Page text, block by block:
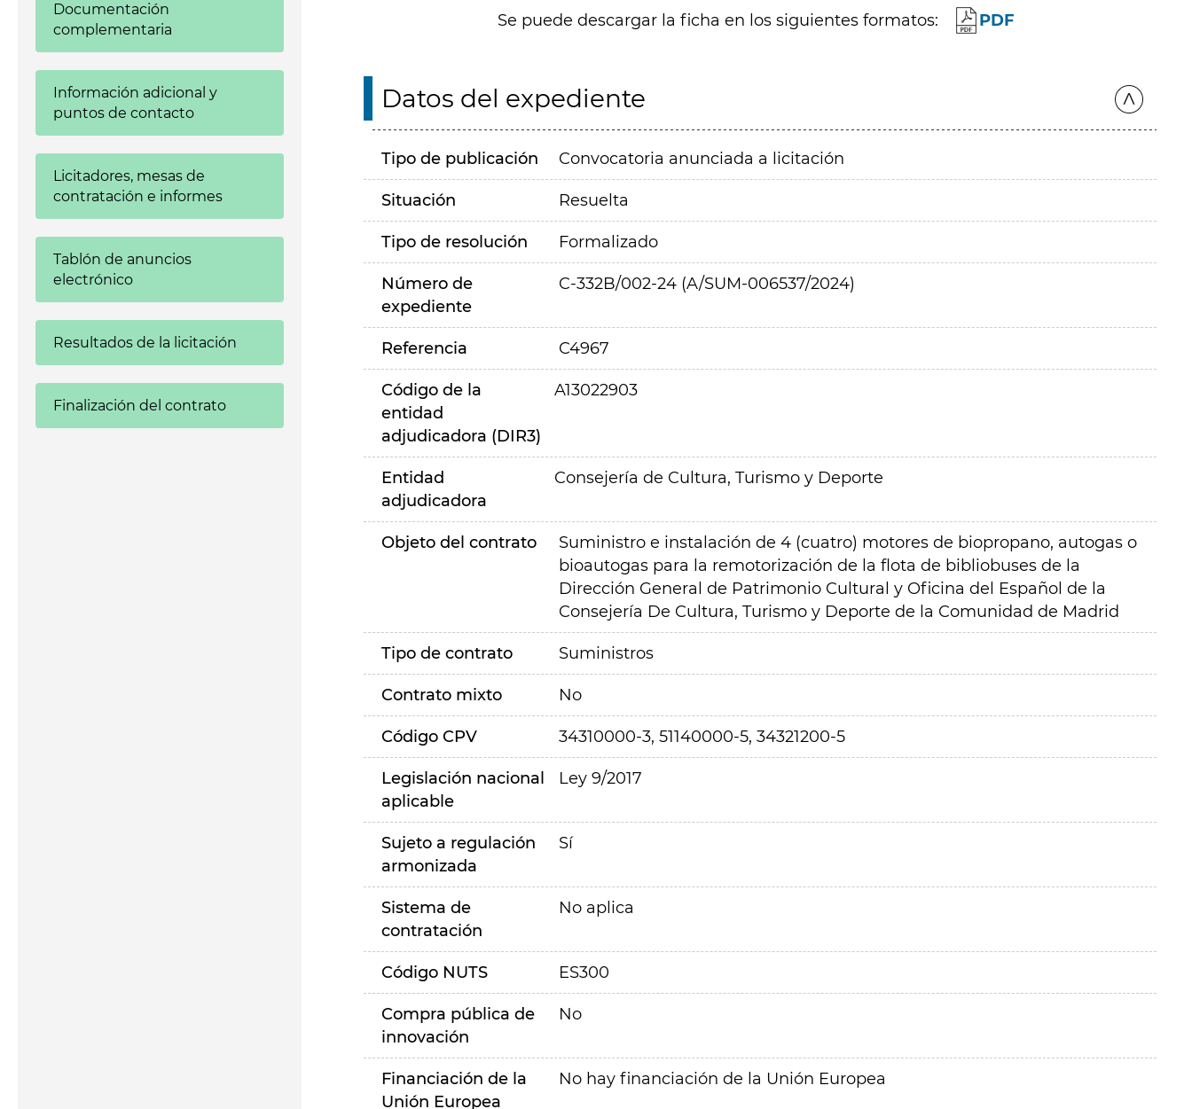
Documentación
complementaria
Información adicional y
puntos de contacto
Licitadores, mesas de
contratación e informes
Tablón de anuncios
electrónico
Resultados de la licitación
Finalización del contrato
Se puede descargar la ficha en los siguientes formatos: PDF
Datos del expediente
Tipo de publicación Convocatoria anunciada a licitación
Situación Resuelta
Tipo de resolución Formalizado
Número de
expediente
C-332B/002-24 (A/SUM-006537/2024)
Referencia C4967
Código de la
entidad
adjudicadora (DIR3)
A13022903
Entidad
adjudicadora
Consejería de Cultura, Turismo y Deporte
Objeto del contrato
Suministro e instalación de 4 (cuatro) motores de biopropano, autogas o
bioautogas para la remotorización de la flota de bibliobuses de la
Dirección General de Patrimonio Cultural y Oficina del Español de la
Consejería De Cultura, Turismo y Deporte de la Comunidad de Madrid
Tipo de contrato Suministros
Contrato mixto No
Código CPV 34310000-3, 51140000-5, 34321200-5
Legislación nacional
aplicable
Ley 9/2017
Sujeto a regulación
armonizada
Sí
Sistema de
contratación
No aplica
Código NUTS ES300
Compra pública de
innovación
No
Financiación de la
Unión Europea
No hay financiación de la Unión Europea